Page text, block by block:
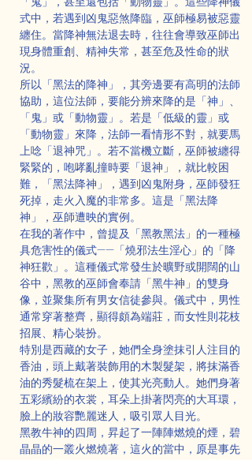
式中，若遇到凶鬼惡煞降臨，巫師極易被惡靈
纏住。當降神無法退去時，往往會導致巫師出
現身體重創、精神失常，甚至危及性命的狀
況。
所以「黑法的降神」，其旁邊要有高明的法師
協助，這位法師，要能分辨來降的是「神」、
「鬼」或「動物靈」。若是「低級的靈」或
「動物靈」來降，法師一看情形不對，就要馬
上唸「退神咒」。若不當機立斷，巫師被纏得
緊緊的，咆哮亂撞時要「退神」，就比較困
難，「黑法降神」，遇到凶鬼附身，巫師發狂
死掉，走火入魔的非常多。這是「黑法降
神」，巫師遭映的實例。
在我的著作中，曾提及「黑教黑法」的一種極
具危害性的儀式——「燒邪法生淫心」的「降
神狂歡」。這種儀式常發生於曠野或開闊的山
谷中，黑教的巫師會奉請「黑牛神」的雙身
像，並聚集所有男女信徒參與。儀式中，男性
通常穿著整齊，顯得頗為端莊，而女性則花枝
招展、精心裝扮。
特別是西藏的女子，她們全身塗抹引人注目的
香油，頭上戴著裝飾用的木製髮架，將抹滿香
油的秀髮梳在架上，使其光亮動人。她們身著
五彩繽紛的衣裳，耳朵上掛著閃亮的大耳環，
臉上的妝容艷麗迷人，吸引眾人目光。
黑教牛神的四周，昇起了一陣陣燃燒的煙，碧
晶晶的一叢火燃燒著，這火的當中，原是事先